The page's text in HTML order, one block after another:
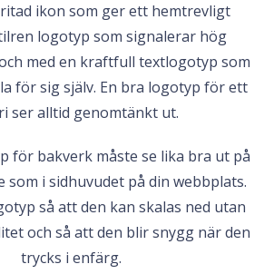
ikon som ger ett hemtrevligt
logotyp som signalerar hög
med en kraftfull textlogotyp som
för sig själv. En bra logotyp för ett
ser alltid genomtänkt ut.
för bakverk måste se lika bra ut på
som i sidhuvudet på din webbplats.
så att den kan skalas ned utan
och så att den blir snygg när den
trycks i enfärg.